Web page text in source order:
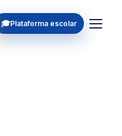
🎓Plataforma escolar